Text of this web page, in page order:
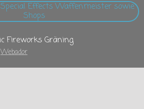
Effects Waffenmeister sowie
Shops
Fireworks Gräning
Webador